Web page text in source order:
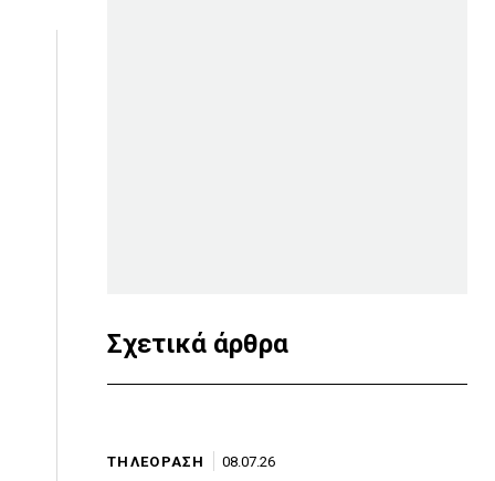
Σχετικά άρθρα
ΤΗΛΕΟΡΑΣΗ 08.07.26